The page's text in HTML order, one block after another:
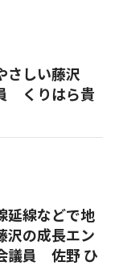
しい藤沢
くりはら貴
線などで地
の成長エン
議員 佐野 ひ